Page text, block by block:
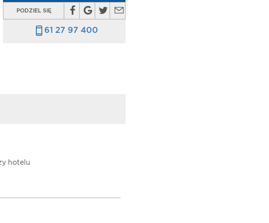
PODZIEL SIĘ
61 27 97 400
hotelu